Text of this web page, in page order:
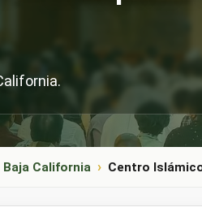
Baja California Centro